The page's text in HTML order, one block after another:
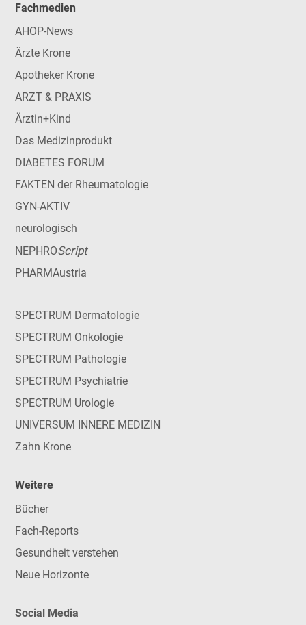
Fachmedien
AHOP-News
Ärzte Krone
Apotheker Krone
ARZT & PRAXIS
Ärztin+Kind
Das Medizinprodukt
DIABETES FORUM
FAKTEN der Rheumatologie
GYN-AKTIV
neurologisch
NEPHROScript
PHARMAustria
SPECTRUM Dermatologie
SPECTRUM Onkologie
SPECTRUM Pathologie
SPECTRUM Psychiatrie
SPECTRUM Urologie
UNIVERSUM INNERE MEDIZIN
Zahn Krone
Weitere
Bücher
Fach-Reports
Gesundheit verstehen
Neue Horizonte
Social Media